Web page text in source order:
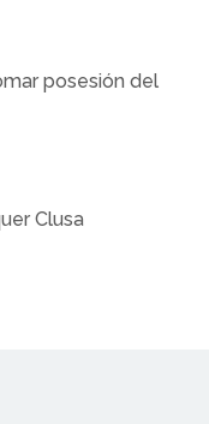
posesión del
Clusa